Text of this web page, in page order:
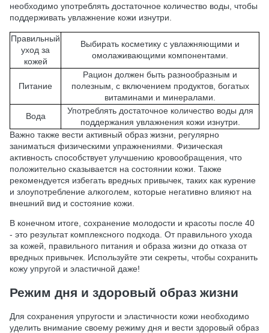
необходимо употреблять достаточное количество воды, чтобы
поддерживать увлажнение кожи изнутри.
Правильный
уход за
кожей
Выбирать косметику с увлажняющими и
омолаживающими компонентами.
Питание
Рацион должен быть разнообразным и
полезным, с включением продуктов, богатых
витаминами и минералами.
Вода
Употреблять достаточное количество воды для
поддержания увлажнения кожи изнутри.
Важно также вести активный образ жизни, регулярно
заниматься физическими упражнениями. Физическая
активность способствует улучшению кровообращения, что
положительно сказывается на состоянии кожи. Также
рекомендуется избегать вредных привычек, таких как курение
и злоупотребление алкоголем, которые негативно влияют на
внешний вид и состояние кожи.
В конечном итоге, сохранение молодости и красоты после 40
- это результат комплексного подхода. От правильного ухода
за кожей, правильного питания и образа жизни до отказа от
вредных привычек. Используйте эти секреты, чтобы сохранить
кожу упругой и эластичной даже!
Режим дня и здоровый образ жизни
Для сохранения упругости и эластичности кожи необходимо
уделить внимание своему режиму дня и вести здоровый образ